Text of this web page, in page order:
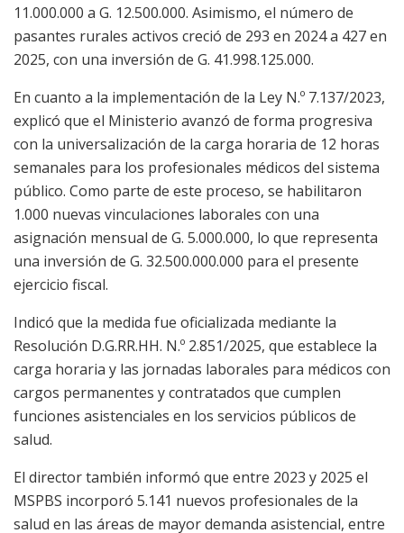
11.000.000 a G. 12.500.000. Asimismo, el número de
pasantes rurales activos creció de 293 en 2024 a 427 en
2025, con una inversión de G. 41.998.125.000.
En cuanto a la implementación de la Ley N.º 7.137/2023,
explicó que el Ministerio avanzó de forma progresiva
con la universalización de la carga horaria de 12 horas
semanales para los profesionales médicos del sistema
público. Como parte de este proceso, se habilitaron
1.000 nuevas vinculaciones laborales con una
asignación mensual de G. 5.000.000, lo que representa
una inversión de G. 32.500.000.000 para el presente
ejercicio fiscal.
Indicó que la medida fue oficializada mediante la
Resolución D.G.RR.HH. N.º 2.851/2025, que establece la
carga horaria y las jornadas laborales para médicos con
cargos permanentes y contratados que cumplen
funciones asistenciales en los servicios públicos de
salud.
El director también informó que entre 2023 y 2025 el
MSPBS incorporó 5.141 nuevos profesionales de la
salud en las áreas de mayor demanda asistencial, entre